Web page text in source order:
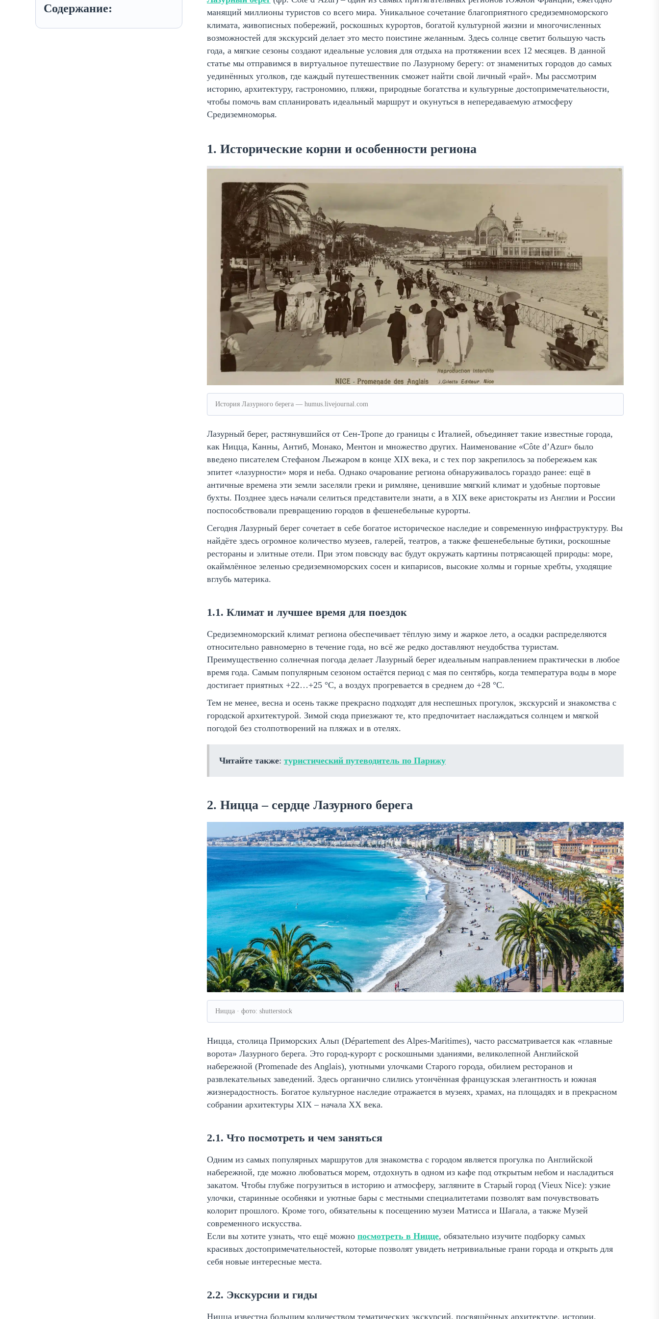
Содержание:
манящий миллионы туристов со всего мира. Уникальное сочетание благоприятного средиземноморского
климата, живописных побережий, роскошных курортов, богатой культурной жизни и многочисленных
возможностей для экскурсий делает это место поистине желанным. Здесь солнце светит большую часть
года, а мягкие сезоны создают идеальные условия для отдыха на протяжении всех 12 месяцев. В данной
статье мы отправимся в виртуальное путешествие по Лазурному берегу: от знаменитых городов до самых
уединённых уголков, где каждый путешественник сможет найти свой личный «рай». Мы рассмотрим
историю, архитектуру, гастрономию, пляжи, природные богатства и культурные достопримечательности,
чтобы помочь вам спланировать идеальный маршрут и окунуться в непередаваемую атмосферу
Средиземноморья.
1. Исторические корни и особенности региона
История Лазурного берега — humus.livejournal.com
Лазурный берег, растянувшийся от Сен-Тропе до границы с Италией, объединяет такие известные города,
как Ницца, Канны, Антиб, Монако, Ментон и множество других. Наименование «Côte d’Azur» было
введено писателем Стефаном Льежаром в конце XIX века, и с тех пор закрепилось за побережьем как
эпитет «лазурности» моря и неба. Однако очарование региона обнаруживалось гораздо ранее: ещё в
античные времена эти земли заселяли греки и римляне, ценившие мягкий климат и удобные портовые
бухты. Позднее здесь начали селиться представители знати, а в XIX веке аристократы из Англии и России
поспособствовали превращению городов в фешенебельные курорты.
Сегодня Лазурный берег сочетает в себе богатое историческое наследие и современную инфраструктуру. Вы
найдёте здесь огромное количество музеев, галерей, театров, а также фешенебельные бутики, роскошные
рестораны и элитные отели. При этом повсюду вас будут окружать картины потрясающей природы: море,
окаймлённое зеленью средиземноморских сосен и кипарисов, высокие холмы и горные хребты, уходящие
вглубь материка.
1.1. Климат и лучшее время для поездок
Средиземноморский климат региона обеспечивает тёплую зиму и жаркое лето, а осадки распределяются
относительно равномерно в течение года, но всё же редко доставляют неудобства туристам.
Преимущественно солнечная погода делает Лазурный берег идеальным направлением практически в любое
время года. Самым популярным сезоном остаётся период с мая по сентябрь, когда температура воды в море
достигает приятных +22…+25 °C, а воздух прогревается в среднем до +28 °C.
Тем не менее, весна и осень также прекрасно подходят для неспешных прогулок, экскурсий и знакомства с
городской архитектурой. Зимой сюда приезжают те, кто предпочитает наслаждаться солнцем и мягкой
погодой без столпотворений на пляжах и в отелях.
Читайте также: туристический путеводитель по Парижу
2. Ницца – сердце Лазурного берега
Ницца · фото: shutterstock
Ницца, столица Приморских Альп (Département des Alpes-Maritimes), часто рассматривается как «главные
ворота» Лазурного берега. Это город-курорт с роскошными зданиями, великолепной Английской
набережной (Promenade des Anglais), уютными улочками Старого города, обилием ресторанов и
развлекательных заведений. Здесь органично слились утончённая французская элегантность и южная
жизнерадостность. Богатое культурное наследие отражается в музеях, храмах, на площадях и в прекрасном
собрании архитектуры XIX – начала XX века.
2.1. Что посмотреть и чем заняться
Одним из самых популярных маршрутов для знакомства с городом является прогулка по Английской
набережной, где можно любоваться морем, отдохнуть в одном из кафе под открытым небом и насладиться
закатом. Чтобы глубже погрузиться в историю и атмосферу, загляните в Старый город (Vieux Nice): узкие
улочки, старинные особняки и уютные бары с местными специалитетами позволят вам почувствовать
колорит прошлого. Кроме того, обязательны к посещению музеи Матисса и Шагала, а также Музей
современного искусства.
Если вы хотите узнать, что ещё можно посмотреть в Ницце, обязательно изучите подборку самых
красивых достопримечательностей, которые позволят увидеть нетривиальные грани города и открыть для
себя новые интересные места.
2.2. Экскурсии и гиды
Ницца известна большим количеством тематических экскурсий, посвящённых архитектуре, истории,